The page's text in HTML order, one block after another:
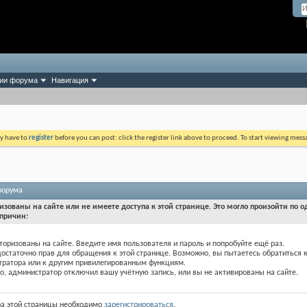
форума Навигация
have toregister before you can post: click the register link above to proceed. To start viewing
на сайте или не имеете доступа к этой странице. Это могло произойти по
на сайте. Введите имя пользователя и пароль и попробуйте ещё раз.
прав для обращения к этой странице. Возможно, вы пытаетесь обратиться
или к другим привилегированным функциям.
администратор отключил вашу учётную запись, или вы не активированы на сайте.
этой страницы необходимо зарегистрироваться.